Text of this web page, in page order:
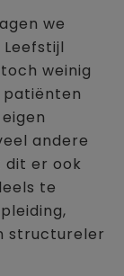
we
weinig
patiënten
andere
dit er ook
te
structureler